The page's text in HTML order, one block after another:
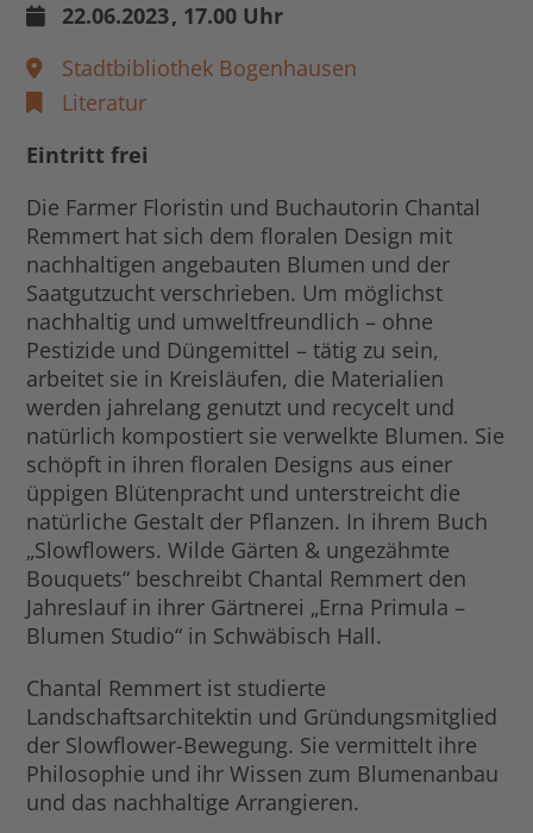
22.06.2023, 17.00 Uhr
Stadtbibliothek Bogenhausen
Literatur
Eintritt frei
Die Farmer Floristin und Buchautorin Chantal
Remmert hat sich dem floralen Design mit
nachhaltigen angebauten Blumen und der
Saatgutzucht verschrieben. Um möglichst
nachhaltig und umweltfreundlich – ohne
Pestizide und Düngemittel – tätig zu sein,
arbeitet sie in Kreisläufen, die Materialien
werden jahrelang genutzt und recycelt und
natürlich kompostiert sie verwelkte Blumen. Sie
schöpft in ihren floralen Designs aus einer
üppigen Blütenpracht und unterstreicht die
natürliche Gestalt der Pflanzen. In ihrem Buch
„Slowflowers. Wilde Gärten & ungezähmte
Bouquets“ beschreibt Chantal Remmert den
Jahreslauf in ihrer Gärtnerei „Erna Primula –
Blumen Studio“ in Schwäbisch Hall.
Chantal Remmert ist studierte
Landschaftsarchitektin und Gründungsmitglied
der Slowflower-Bewegung. Sie vermittelt ihre
Philosophie und ihr Wissen zum Blumenanbau
und das nachhaltige Arrangieren.